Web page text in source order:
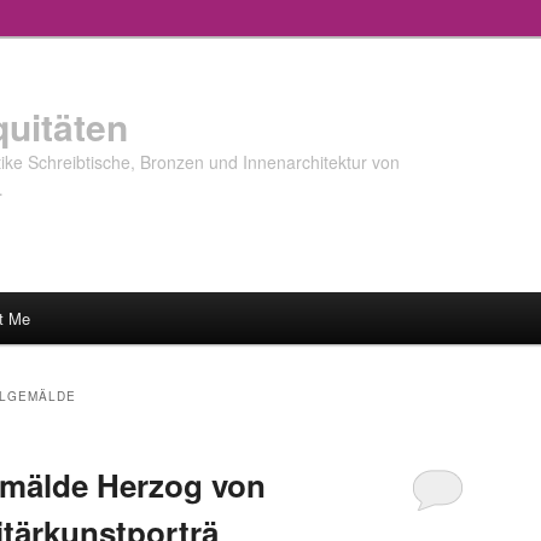
Schreibtische, Bronzen und Innenarchitektur von
Me
Herzog von